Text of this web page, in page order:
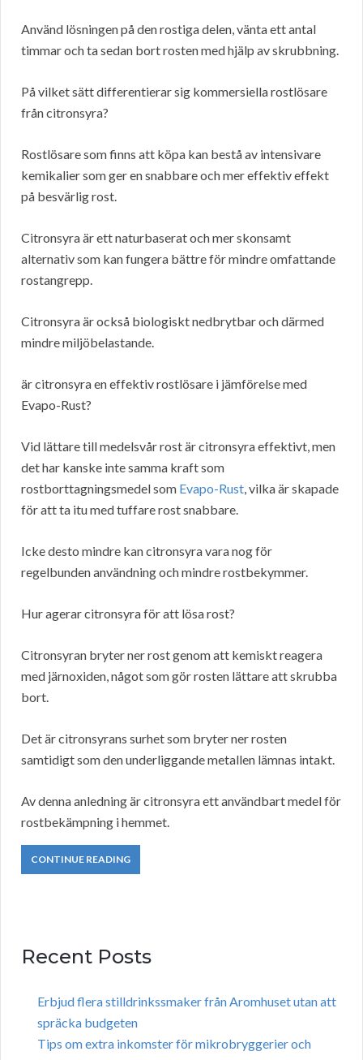
Använd lösningen på den rostiga delen, vänta ett antal
timmar och ta sedan bort rosten med hjälp av skrubbning.
På vilket sätt differentierar sig kommersiella rostlösare
från citronsyra?
Rostlösare som finns att köpa kan bestå av intensivare
kemikalier som ger en snabbare och mer effektiv effekt
på besvärlig rost.
Citronsyra är ett naturbaserat och mer skonsamt
alternativ som kan fungera bättre för mindre omfattande
rostangrepp.
Citronsyra är också biologiskt nedbrytbar och därmed
mindre miljöbelastande.
är citronsyra en effektiv rostlösare i jämförelse med
Evapo-Rust?
Vid lättare till medelsvår rost är citronsyra effektivt, men
det har kanske inte samma kraft som
rostborttagningsmedel som Evapo-Rust, vilka är skapade
för att ta itu med tuffare rost snabbare.
Icke desto mindre kan citronsyra vara nog för
regelbunden användning och mindre rostbekymmer.
Hur agerar citronsyra för att lösa rost?
Citronsyran bryter ner rost genom att kemiskt reagera
med järnoxiden, något som gör rosten lättare att skrubba
bort.
Det är citronsyrans surhet som bryter ner rosten
samtidigt som den underliggande metallen lämnas intakt.
Av denna anledning är citronsyra ett användbart medel för
rostbekämpning i hemmet.
CONTINUE READING
Recent Posts
Erbjud flera stilldrinkssmaker från Aromhuset utan att
spräcka budgeten
Tips om extra inkomster för mikrobryggerier och